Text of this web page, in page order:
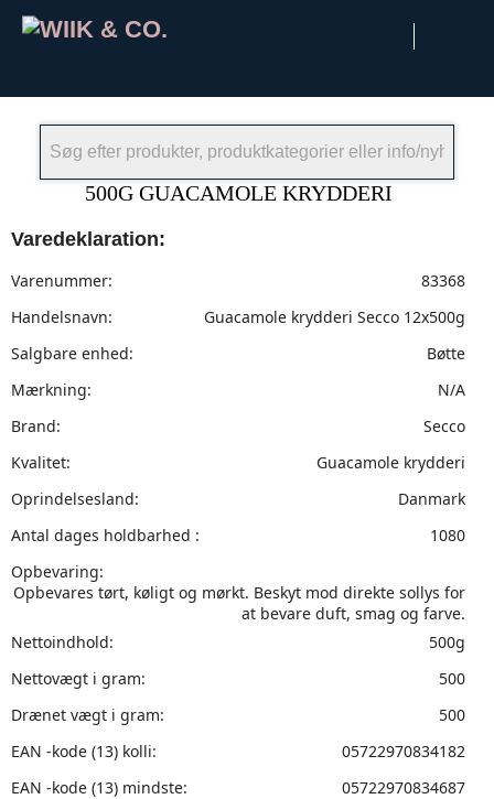
500G GUACAMOLE KRYDDERI
Varedeklaration:
Varenummer:
83368
Handelsnavn:
Guacamole krydderi Secco 12x500g
Salgbare enhed:
Bøtte
Mærkning:
N/A
Brand:
Secco
Kvalitet:
Guacamole krydderi
Oprindelsesland:
Danmark
Antal dages holdbarhed :
1080
Opbevaring:
Opbevares tørt, køligt og mørkt. Beskyt mod direkte sollys for
at bevare duft, smag og farve.
Nettoindhold:
500g
Nettovægt i gram:
500
Drænet vægt i gram:
500
EAN -kode (13) kolli:
05722970834182
EAN -kode (13) mindste:
05722970834687